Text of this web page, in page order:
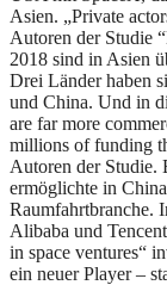
Asien. „Private
Autoren der Studie
2018 sind in Asien
Drei Länder haben
und China. Und in
are far more
millions of funding
Autoren der Studie.
ermöglichte in
Raumfahrtbranche.
Alibaba und
in space ventures“
ein neuer Player –